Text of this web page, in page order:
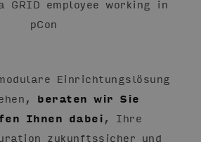
Einrichtungslösung
beraten wir Sie
Ihnen dabei, Ihre
zukunftssicher und